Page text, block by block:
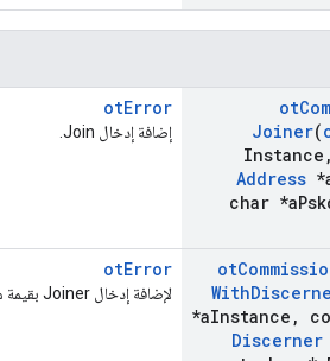
ot
Joiner(
Instance ,
Address
char *a
otError
إضافة إدخال Join.
ot
With
*aInstance ,
Discerner
otError
لإضافة إدخال Joiner بقيمة محدّدة لـ Joiner Discerner.